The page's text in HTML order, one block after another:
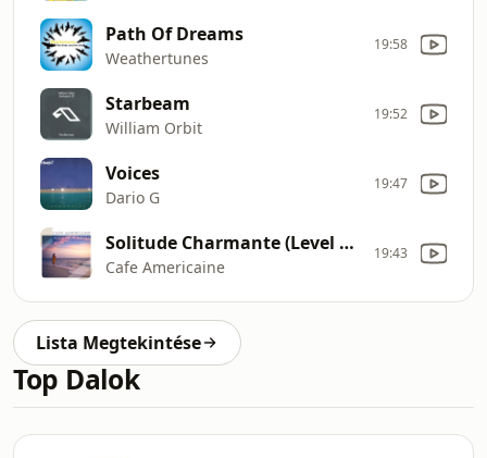
Path Of Dreams
Weathertunes
19:58
Starbeam
William Orbit
19:52
Voices
Dario G
19:47
Solitude Charmante (Level One)
Cafe Americaine
19:43
Lista Megtekintése
Top Dalok